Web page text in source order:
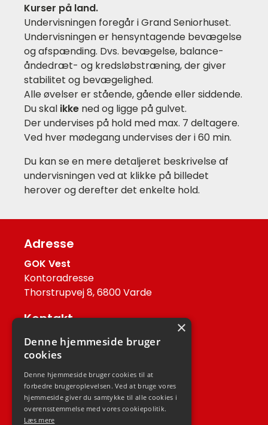
Kurser på land.
Undervisningen foregår i Grand Seniorhuset.
Undervisningen er hensyntagende bevægelse
og afspænding. Dvs. bevægelse, balance-
åndedræt- og kredsløbstræning, der giver
stabilitet og bevægelighed.
Alle øvelser er stående, gående eller siddende.
Du skal ikke ned og ligge på gulvet.
Der undervises på hold med max. 7 deltagere.
Ved hver mødegang undervises der i 60 min.
Du kan se en mere detaljeret beskrivelse af
undervisningen ved at klikke på billedet
herover og derefter det enkelte hold.
Adresse
GOK Vest
Kontoradresse
Thorstrupvej 8, 6800 Varde
Kontakt
Helle Nyland Haltrup
Tlf.: 75 29 92 67
Job
Job hos GOK Vest
×
Denne hjemmeside bruger
cookies
Denne hjemmeside bruger cookies til at
forbedre brugeroplevelsen. Ved at bruge vores
hjemmeside giver du samtykke til alle cookies i
overensstemmelse med vores cookiepolitik.
Læs mere